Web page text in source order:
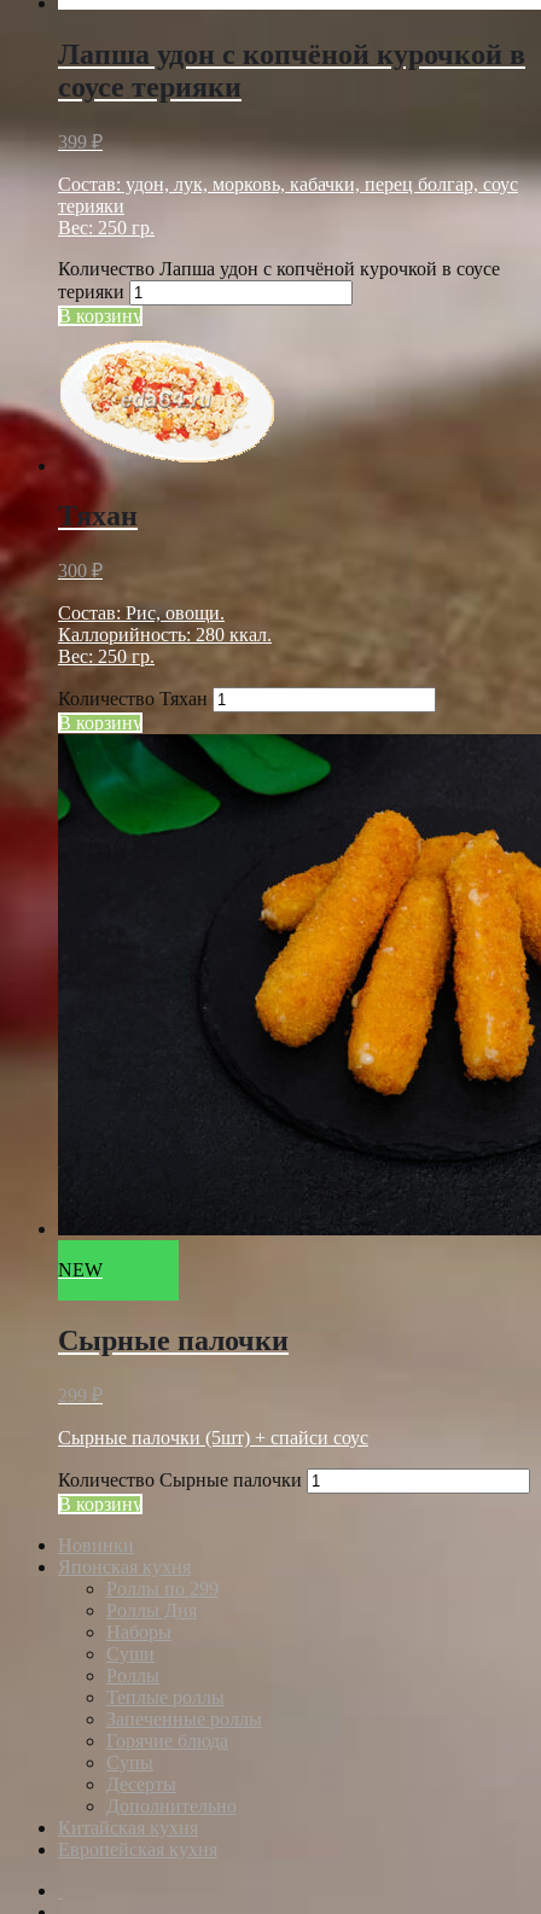
Лапша удон с копчёной курочкой в
соусе терияки
399 ₽
Состав: удон, лук, морковь, кабачки, перец болгар, соус
терияки
Вес: 250 гр.
Количество Лапша удон с копчёной курочкой в соусе
терияки
В корзину
Тяхан
300 ₽
Состав: Рис, овощи.
Каллорийность: 280 ккал.
Вес: 250 гр.
Количество Тяхан
В корзину
NEW
Сырные палочки
299 ₽
Сырные палочки (5шт) + спайси соус
Количество Сырные палочки
В корзину
Новинки
Японская кухня
Роллы по 299
Роллы Дня
Наборы
Суши
Роллы
Теплые роллы
Запеченные роллы
Горячие блюда
Супы
Десерты
Дополнительно
Китайская кухня
Европейская кухня